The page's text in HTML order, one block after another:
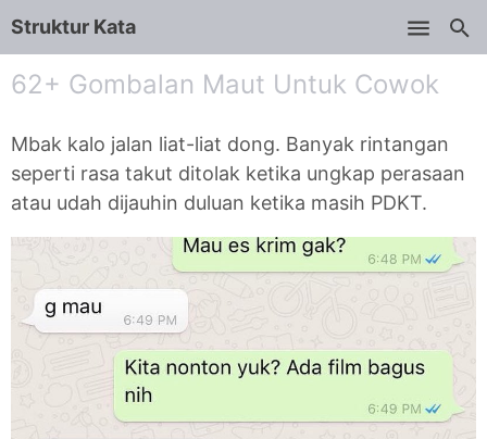
Struktur Kata
62+ Gombalan Maut Untuk Cowok
Mbak kalo jalan liat-liat dong. Banyak rintangan
seperti rasa takut ditolak ketika ungkap perasaan
atau udah dijauhin duluan ketika masih PDKT.